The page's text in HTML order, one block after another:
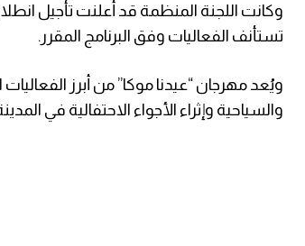
وكانت اللجنة المنظمة قد أعلنت تأجيل
تستأنف الفعاليات وفق البرنامج المقرر.
ويُعد مهرجان “عيدنا موكا” من أبرز
والسياحية وإثراء الأجواء الاحتفالية في